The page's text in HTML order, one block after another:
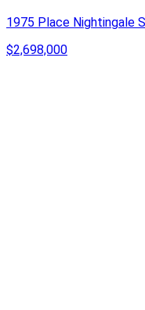
1975 Place Nightingale
$2,698,000